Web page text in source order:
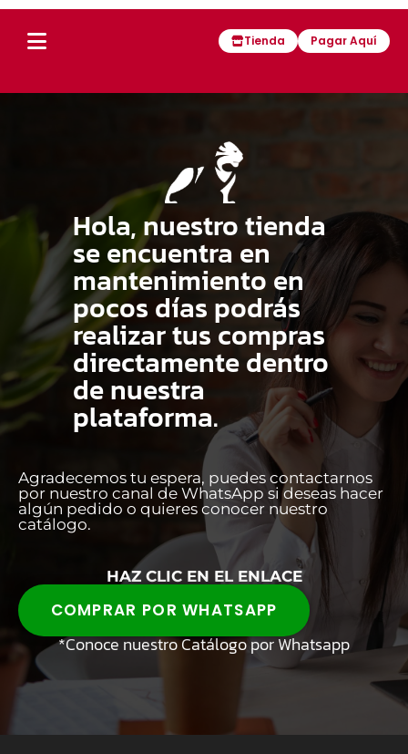
Tienda Pagar Aquí
Hola, nuestro tienda
se encuentra en
mantenimiento en
pocos días podrás
realizar tus compras
directamente dentro
de nuestra
plataforma.
Agradecemos tu espera, puedes contactarnos
por nuestro canal de WhatsApp si deseas hacer
algún pedido o quieres conocer nuestro
catálogo.
HAZ CLIC EN EL ENLACE
COMPRAR POR WHATSAPP
*Conoce nuestro Catálogo por Whatsapp